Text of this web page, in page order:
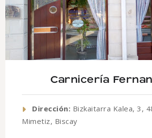
Carnicería
Dirección: Bizkaitarra Kalea, 3,
Mimetiz, Biscay